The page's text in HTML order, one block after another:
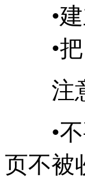
•建
•把
注
•不
页不被